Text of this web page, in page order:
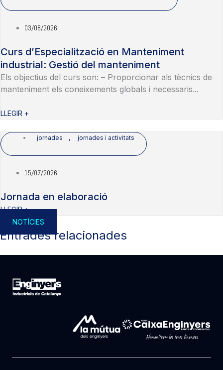
03/08/2026
Curs d’Especialització en Manteniment
industrial: Gestió del manteniment
Els objectius del curs son: – Proporcionar als tècnics de
manteniment els coneixements globals i necessaris...
LLEGIR +
jornades , jornades i activitats
15/07/2026
Jornada en elaboració
LLEGIR +
NOTÍCIES
Entrades relacionades